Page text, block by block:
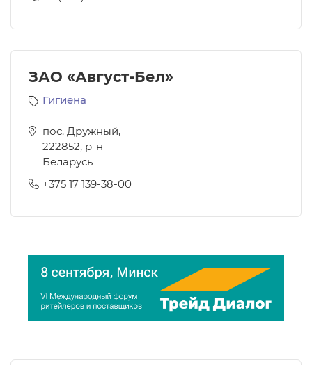
ЗАО «Август-Бел»
Гигиена
пос. Дружный,
222852, р-н
Беларусь
+375 17 139-38-00